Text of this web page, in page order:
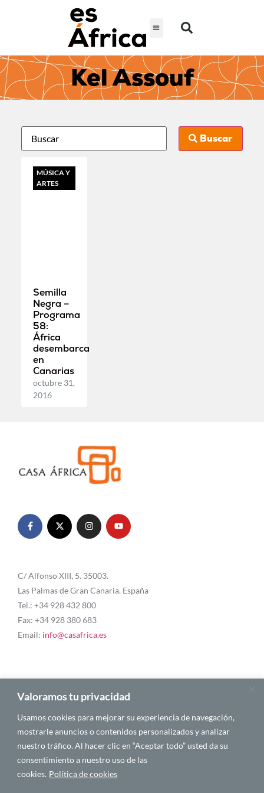
Valoramos tu privacidad
Usamos cookies para mejorar su experiencia de navegación,
mostrarle anuncios o contenidos personalizados y analizar
nuestro tráfico. Al hacer clic en “Aceptar todo” usted da su
consentimiento a nuestro uso de las
cookies. Política de cookies
Kel Assouf
Buscar
MÚSICA Y
ARTES
Semilla
Negra –
Programa
58:
África
desembarca
en
Canarias
octubre 31,
2016
C/ Alfonso XIII, 5. 35003.
Las Palmas de Gran Canaria. España
Tel.: +34 928 432 800
Fax: +34 928 380 683
Email: info@casafrica.es
Blog
Quiénes somos
Autores
Español